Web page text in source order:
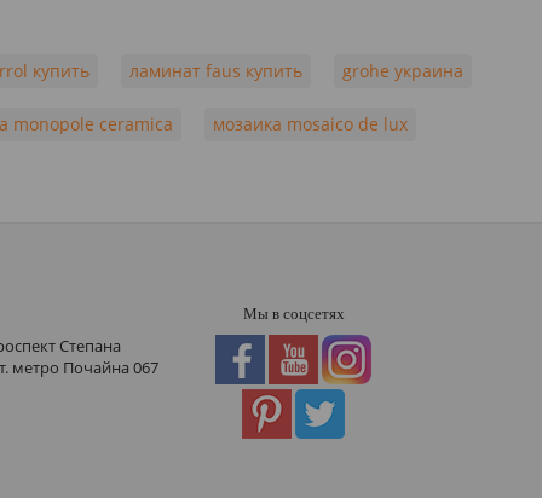
купить ламинат faus купить grohe украина
monopole ceramica мозаика mosaico de lux
Степана
метро Почайна 067
Мы в соцсетях